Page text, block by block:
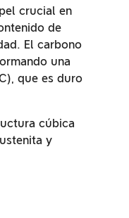
crucial en
de
El carbono
una
que es duro
cúbica
y